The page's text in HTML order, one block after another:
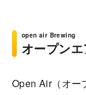
open air Brewing
オープン
Open Air（オー